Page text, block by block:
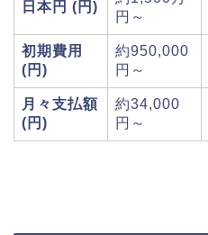
日本円 (円)
円～
初期費用
(円)
約950,000
円～
月々支払額
(円)
約34,000
円～